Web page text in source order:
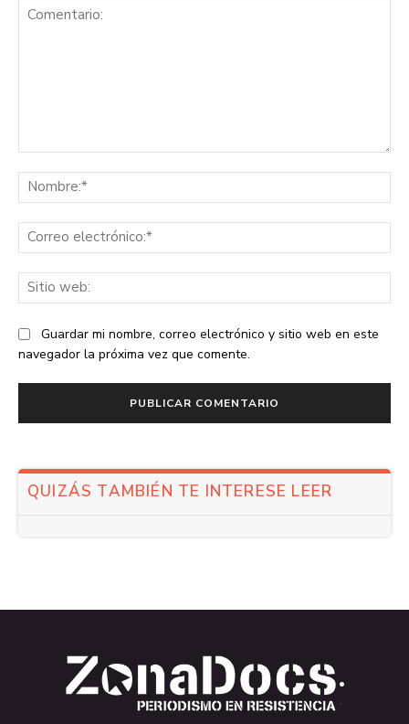
Guardar mi nombre, correo electrónico y sitio web en este
navegador la próxima vez que comente.
QUIZÁS TAMBIÉN TE INTERESE LEER
.
.